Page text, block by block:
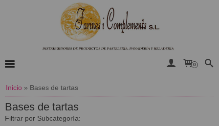
0
Inicio » Bases de tartas
Bases de tartas
Filtrar por Subcategoría: